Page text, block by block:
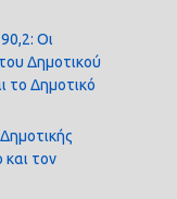
Οι
Δημοτικού
το Δημοτικό
και τον